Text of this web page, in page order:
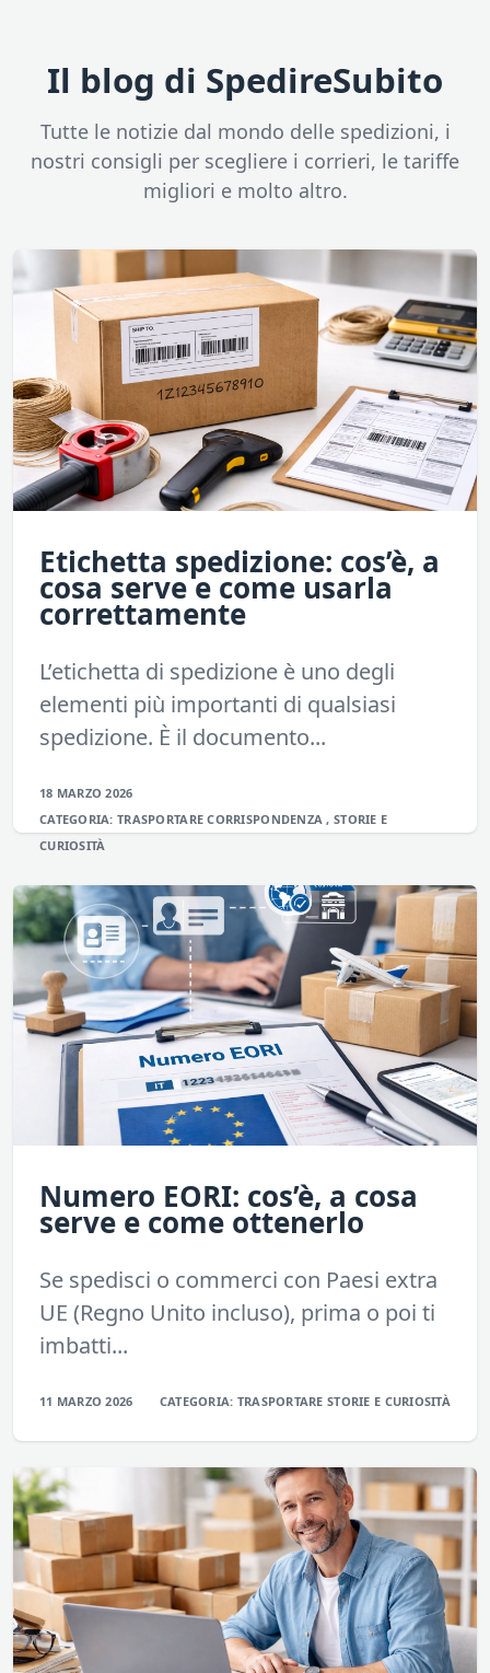
Il blog di SpedireSubito
Tutte le notizie dal mondo delle spedizioni, i
nostri consigli per scegliere i corrieri, le tariffe
migliori e molto altro.
Etichetta spedizione: cos’è, a
cosa serve e come usarla
correttamente
L’etichetta di spedizione è uno degli
elementi più importanti di qualsiasi
spedizione. È il documento...
18 MARZO 2026
CATEGORIA:TRASPORTARECORRISPONDENZA,STORIE E
CURIOSITÀ
Numero EORI: cos’è, a cosa
serve e come ottenerlo
Se spedisci o commerci con Paesi extra
UE (Regno Unito incluso), prima o poi ti
imbatti...
11 MARZO 2026 CATEGORIA: TRASPORTARESTORIE E CURIOSITÀ